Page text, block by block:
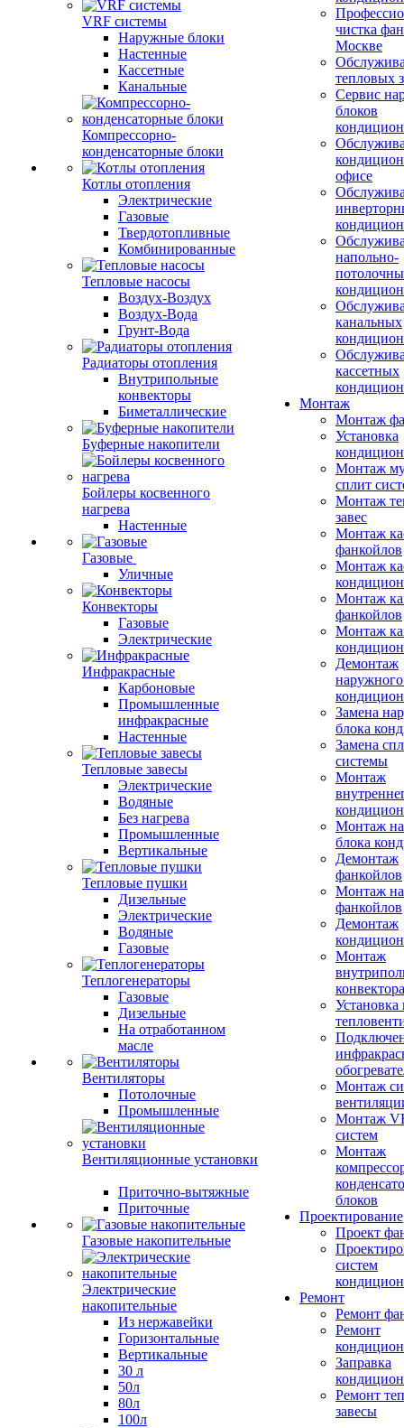
VRF системы
Наружные блоки
Настенные
Кассетные
Канальные
Компрессорно-
конденсаторные блоки
Котлы отопления
Электрические
Газовые
Твердотопливные
Комбинированные
Тепловые насосы
Воздух-Воздух
Воздух-Вода
Грунт-Вода
Радиаторы отопления
Внутрипольные
конвекторы
Биметаллические
Буферные накопители
Бойлеры косвенного
нагрева
Настенные
Газовые
Уличные
Конвекторы
Газовые
Электрические
Инфракрасные
Карбоновые
Промышленные
инфракрасные
Настенные
Тепловые завесы
Электрические
Водяные
Без нагрева
Промышленные
Вертикальные
Тепловые пушки
Дизельные
Электрические
Водяные
Газовые
Теплогенераторы
Газовые
Дизельные
На отработанном
масле
Вентиляторы
Потолочные
Промышленные
Вентиляционные установки
Приточно-вытяжные
Приточные
Газовые накопительные
Электрические
накопительные
Из нержавейки
Горизонтальные
Вертикальные
30 л
50л
80л
100л
чистка
Москве
тепловых
Сервис
блоков
офисе
напольно-
канальных
кассетных
Монтаж
Монтаж
Установка
Монтаж
сплит
Монтаж
завес
Монтаж
фанкойлов
Монтаж
Монтаж
фанкойлов
Монтаж
Демонтаж
Замена
блока
Замена
системы
Монтаж
Монтаж
блока
Демонтаж
фанкойлов
Монтаж
фанкойлов
Демонтаж
Монтаж
конвектора
Установка
Монтаж
Монтаж
систем
Монтаж
блоков
Проектирование
Проект
систем
Ремонт
Ремонт
Ремонт
Заправка
Ремонт
завесы